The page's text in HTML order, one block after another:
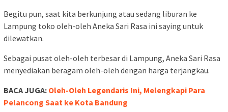
Begitu pun, saat kita berkunjung atau sedang liburan ke
Lampung toko oleh-oleh Aneka Sari Rasa ini saying untuk
dilewatkan.
Sebagai pusat oleh-oleh terbesar di Lampung, Aneka Sari Rasa
menyediakan beragam oleh-oleh dengan harga terjangkau.
BACA JUGA: Oleh-Oleh Legendaris Ini, Melengkapi Para
Pelancong Saat ke Kota Bandung